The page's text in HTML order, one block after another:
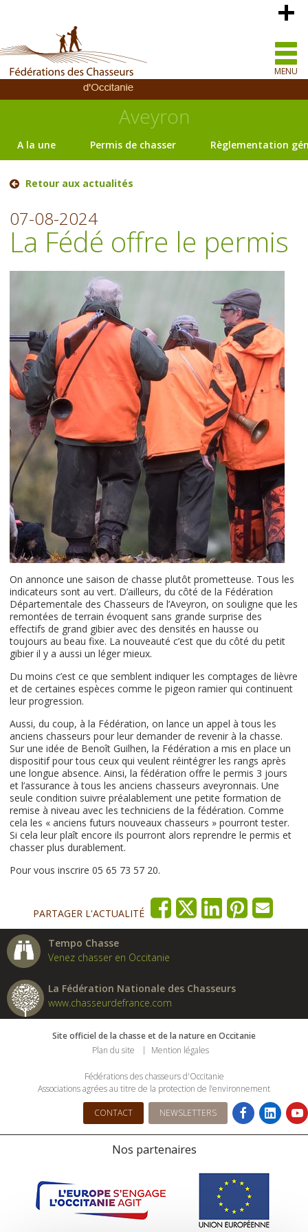
MENU
Aveyron
A la une Permis de chasser Règlementation
Retour aux actualités
07-08-2024
La Fédé offre le permis
On annonce une saison de chasse plutôt prometteuse. Tous les
indicateurs sont au vert. D’ailleurs, du côté de la Fédération
Départementale des Chasseurs de l’Aveyron, on souligne que les
remontées de terrain évoquent sans grande surprise des
effectifs de grand gibier avec des densités en hausse ou
toujours au beau fixe. La nouveauté c’est que du côté du petit
gibier il y a aussi un léger mieux.
Du moins c’est ce que semblent indiquer les comptages de lièvre
et de certaines espèces comme le pigeon ramier qui continuent
leur progression.
Aussi, du coup, à la Fédération, on lance un appel à tous les
anciens chasseurs pour leur demander de revenir à la chasse.
Sur une idée de Benoît Guilhen, la Fédération a mis en place un
dispositif pour tous ceux qui veulent réintégrer les rangs après
une longue absence. Ainsi, la fédération offre le permis 3 jours
et l’assurance à tous les anciens chasseurs aveyronnais. Une
seule condition suivre préalablement une petite formation de
remise à niveau avec les techniciens de la fédération. Comme
cela les « anciens futurs nouveaux chasseurs » pourront tester.
Si cela leur plaît encore ils pourront alors reprendre le permis et
chasser plus durablement.
Pour vous inscrire 05 65 73 57 20.
PARTAGER L'ACTUALITÉ
Tempo Chasse
Venez chasser en Occitanie
La Fédération Nationale des Chasseurs
www.chasseurdefrance.com
Site officiel de la chasse et de la nature en Occitanie
Plan du site
Mention légales
Fédérations des chasseurs d'Occitanie
Associations agrées au titre de la protection de l’environnement
CONTACT NEWSLETTERS
Nos partenaires